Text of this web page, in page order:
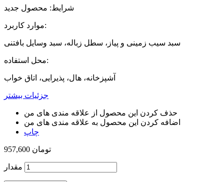
شرایط: محصول جدید
موارد کاربرد:
سبد سیب زمینی و پیاز، سطل زباله، سبد وسایل بافتنی
محل استفاده:
آشپزخانه، هال، پذیرایی، اتاق خواب
جزئیات بیشتر
حذف کردن این محصول از علاقه مندی های من
اضافه کردن این محصول به علاقه مندی های من
چاپ
957,600 تومان
مقدار